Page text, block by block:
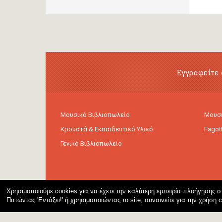
Χρησιμοποιούμε cookies για να έχετε την καλύτερη εμπειρία πλοήγησης
Πατώντας 'Εντάξει!' ή χρησιμοποιώντας το site, συναινείτε για την
Μουσικό Βιβλιοπωλείο
Κρουστά & Εκπαιδευτικό Υλικό
Γενικό Βιβλιοπωλείο